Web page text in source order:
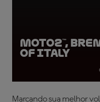
Moto2™,
of Italy
Marcando sua melhor